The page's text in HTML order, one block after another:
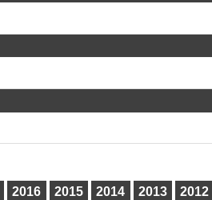
2016 2015 2014 2013 2012